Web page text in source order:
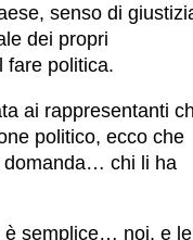
senso di
dei propri
fare politica.
ai rappresentanti
politico, ecco che
domanda… chi li ha
è semplice… noi, e le